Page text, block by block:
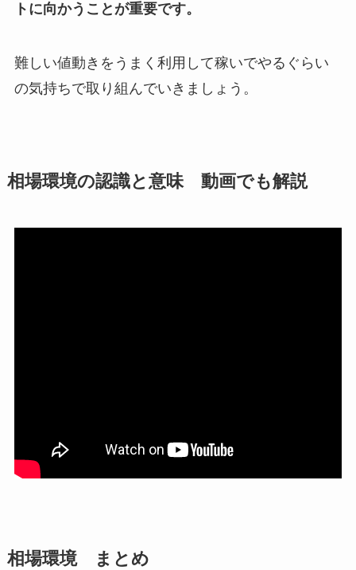
トに向かうことが重要です。
難しい値動きをうまく利用して稼いでやるぐらい
の気持ちで取り組んでいきましょう。
相場環境の認識と意味 動画でも解説
相場環境 まとめ